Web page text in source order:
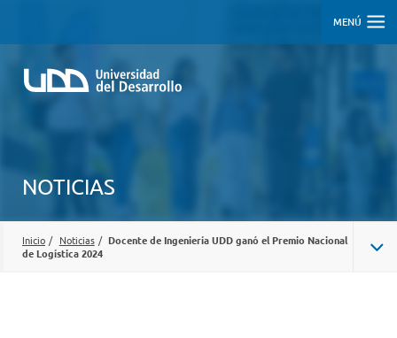
MENÚ
NOTICIAS
Inicio / Noticias / Docente de Ingeniería UDD ganó el Premio Nacional
de Logística 2024